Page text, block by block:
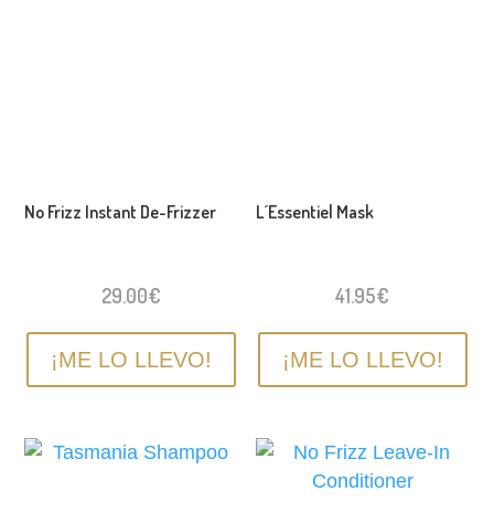
No Frizz Instant De-Frizzer
29.00€
¡ME LO LLEVO!
L´Essentiel Mask
41.95€
¡ME LO LLEVO!